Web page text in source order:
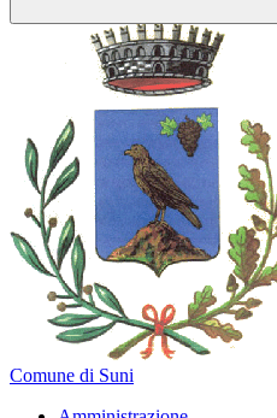
Comune di Suni